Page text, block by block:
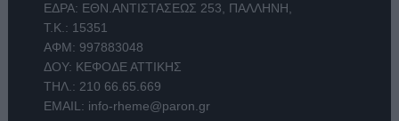
ΕΔΡΑ: ΕΘΝ.ΑΝΤΙΣΤΑΣΕΩΣ 253, ΠΑΛΛΗΝΗ,
Τ.Κ.: 15351
ΑΦΜ: 997883048
ΔΟΥ: ΚΕΦΟΔΕ ΑΤΤΙΚΗΣ
ΤΗΛ.: 210 66.65.669
EMAIL: info-rheme@paron.gr